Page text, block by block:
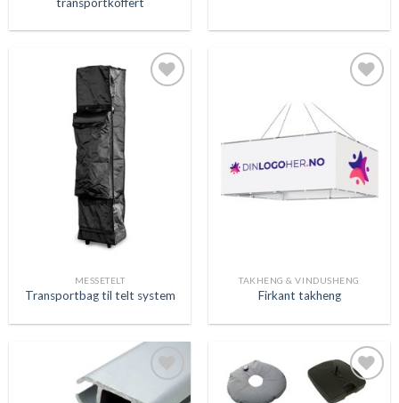
ønskeliste
MESSETELT
Transportbag til telt system
til
ønskeliste
TAKHENG & VINDUSHENG
Firkant takheng